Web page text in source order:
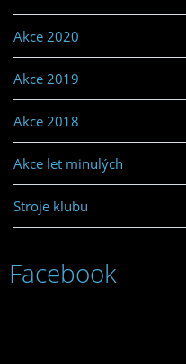
Akce 2020
Akce 2019
Akce 2018
Akce let minulých
Stroje klubu
Facebook